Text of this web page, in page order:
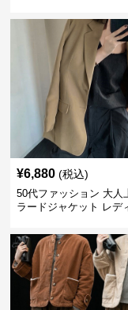
¥6,880 (税込)
50代ファッション 大人
ラードジャケット レデ